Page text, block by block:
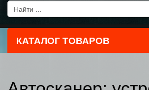
КАТАЛОГ ТОВАРОВ